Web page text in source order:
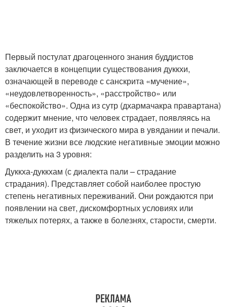
Первый постулат драгоценного знания буддистов
заключается в концепции существования дуккхи,
означающей в переводе с санскрита «мучение»,
«неудовлетворенность», «расстройство» или
«беспокойство». Одна из сутр (дхармачакра правартана)
содержит мнение, что человек страдает, появляясь на
свет, и уходит из физического мира в увядании и печали.
В течение жизни все людские негативные эмоции можно
разделить на 3 уровня:
Дуккха-дуккхам (с диалекта пали – страдание
страдания). Представляет собой наиболее простую
степень негативных переживаний. Они рождаются при
появлении на свет, дискомфортных условиях или
тяжелых потерях, а также в болезнях, старости, смерти.